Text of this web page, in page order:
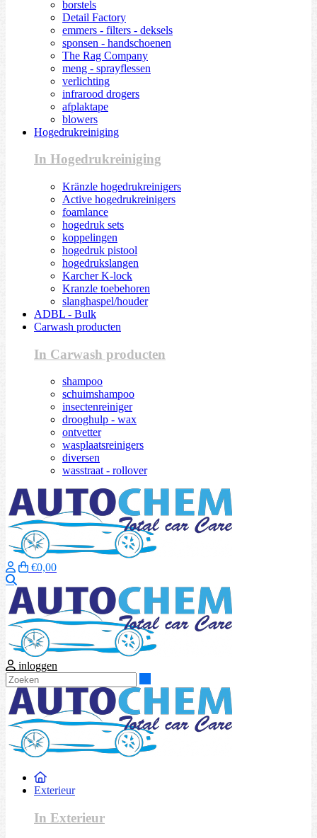
borstels
Detail Factory
emmers - filters - deksels
sponsen - handschoenen
The Rag Company
meng - sprayflessen
verlichting
infrarood drogers
afplaktape
blowers
Hogedrukreiniging
In Hogedrukreiniging
Kränzle hogedrukreinigers
Active hogedrukreinigers
foamlance
hogedruk sets
koppelingen
hogedruk pistool
hogedrukslangen
Karcher K-lock
Kranzle toebehoren
slanghaspel/houder
ADBL - Bulk
Carwash producten
In Carwash producten
shampoo
schuimshampoo
insectenreiniger
drooghulp - wax
ontvetter
wasplaatsreinigers
diversen
wasstraat - rollover
€0,00
inloggen
Exterieur
In Exterieur